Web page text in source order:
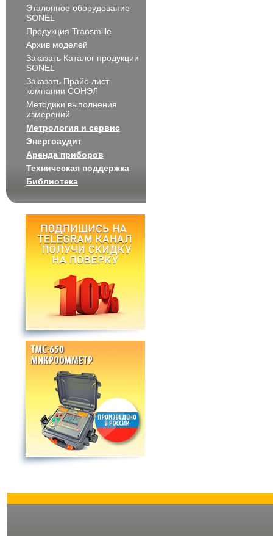
Эталонное оборудование
SONEL
Продукция Transmille
Архив моделей
Заказать Каталог продукции
SONEL
Заказать Прайс-лист
компании СОНЭЛ
Методики выполнения
измерений
Метрология и сервис
Энергоаудит
Аренда приборов
Техническая поддержка
Библиотека